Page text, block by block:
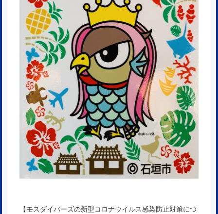
【モスダイバーズの新型コロナウイルス感染防止対策につ